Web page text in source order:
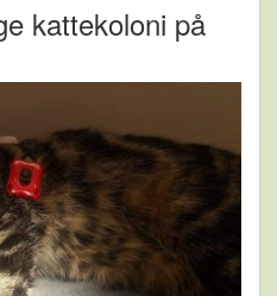
kattekoloni på